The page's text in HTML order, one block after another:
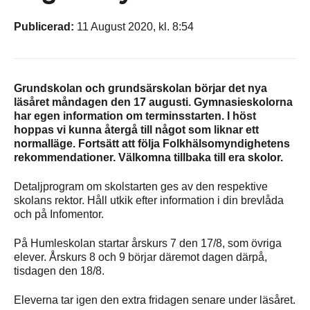
Publicerad: 11 August 2020, kl. 8:54
Grundskolan och grundsärskolan börjar det nya
läsåret måndagen den 17 augusti. Gymnasieskolorna
har egen information om terminsstarten. I höst
hoppas vi kunna återgå till något som liknar ett
normalläge. Fortsätt att följa Folkhälsomyndighetens
rekommendationer. Välkomna tillbaka till era skolor.
Detaljprogram om skolstarten ges av den respektive
skolans rektor. Håll utkik efter information i din brevlåda
och på Infomentor.
På Humleskolan startar årskurs 7 den 17/8, som övriga
elever. Årskurs 8 och 9 börjar däremot dagen därpå,
tisdagen den 18/8.
Eleverna tar igen den extra fridagen senare under läsåret.